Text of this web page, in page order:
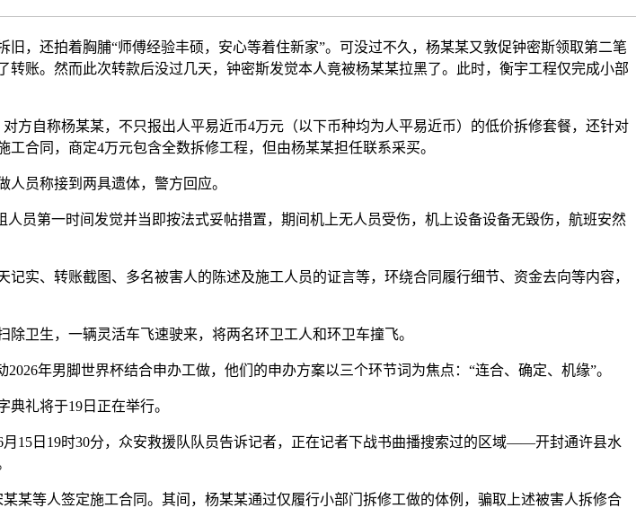
还拍着胸脯“师傅经验丰硕，安心等着住新家”。可没过不久，杨某某又敦促钟密斯领取第二笔
账。然而此次转款后没过几天，钟密斯发觉本人竟被杨某某拉黑了。此时，衡宇工程仅完成小部
自称杨某某，不只报出人平易近币4万元（以下币种均为人平易近币）的低价拆修套餐，还针对
合同，商定4万元包含全数拆修工程，但由杨某某担任联系采买。
员称接到两具遗体，警方回应。
第一时间发觉并当即按法式妥帖措置，期间机上无人员受伤，机上设备设备无毁伤，航班安然
、转账截图、多名被害人的陈述及施工人员的证言等，环绕合同履行细节、资金去向等内容，
卫生，一辆灵活车飞速驶来，将两名环卫工人和环卫车撞飞。
年男脚世界杯结合申办工做，他们的申办方案以三个环节词为焦点：“连合、确定、机缘”。
礼将于19日正在举行。
日19时30分，众安救援队队员告诉记者，正在记者下战书曲播搜索过的区域——开封通许县水
等人签定施工合同。其间，杨某某通过仅履行小部门拆修工做的体例，骗取上述被害人拆修合